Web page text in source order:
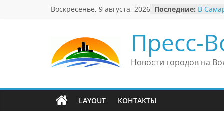
Воскресенье, 9 августа, 2026 Последние: В
Пресс-
Новости городов на
LAYOUT КОНТАКТЫ